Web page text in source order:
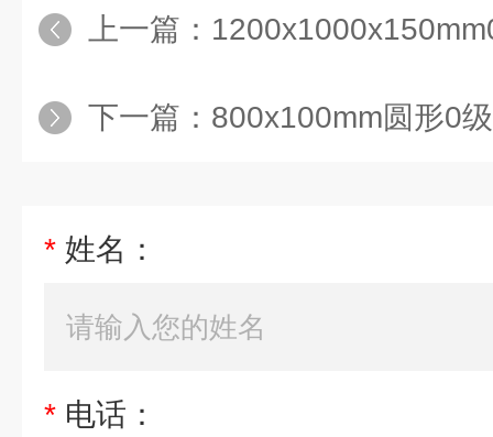
上一篇：
下一篇： 800x100mm圆形0
* 姓名：
* 电话：